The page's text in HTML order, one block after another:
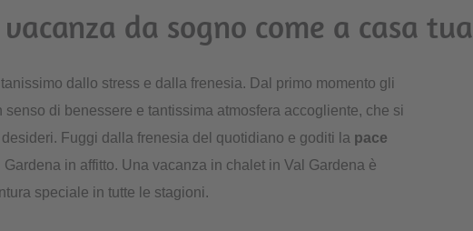
da sogno come a casa tua
dallo stress e dalla frenesia. Dal primo momento gli
senso di benessere e tantissima atmosfera accogliente, che si
Fuggi dalla frenesia del quotidiano e goditi la pace
Gardena in affitto. Una vacanza in chalet in Val Gardena è
speciale in tutte le stagioni.